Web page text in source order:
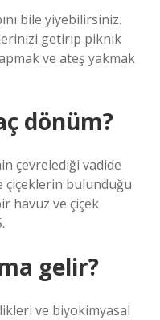
bile yiyebilirsiniz.
getirip piknik
ve ateş yakmak
dönüm?
çevrelediği vadide
çiçeklerin bulunduğu
havuz ve çiçek
gelir?
ve biyokimyasal